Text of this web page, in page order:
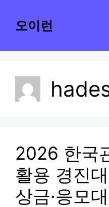
오이런
2026 한국
활용 경진
상금·응모